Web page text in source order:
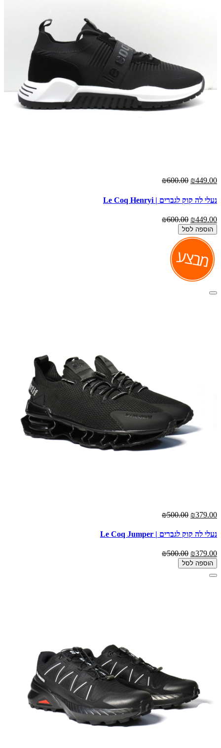
₪449.00
₪600.00
נעלי לה קוק לגברים | Le Coq Henryi
₪449.00
₪600.00
הוספה לסל
₪379.00
₪500.00
נעלי לה קוק לגברים | Le Coq Jumper
₪379.00
₪500.00
הוספה לסל